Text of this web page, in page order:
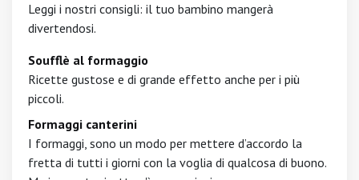
Leggi i nostri consigli: il tuo bambino mangerà
divertendosi.
Soufflè al formaggio
Ricette gustose e di grande effetto anche per i più
piccoli.
Formaggi canterini
I formaggi, sono un modo per mettere d’accordo la
fretta di tutti i giorni con la voglia di qualcosa di buono.